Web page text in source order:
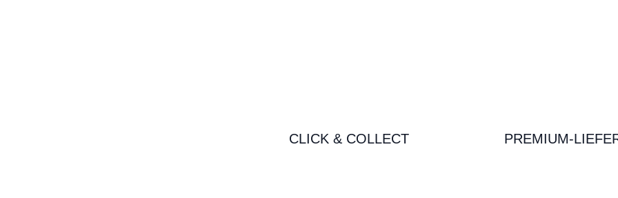
CLICK & COLLECT PREMIUM-